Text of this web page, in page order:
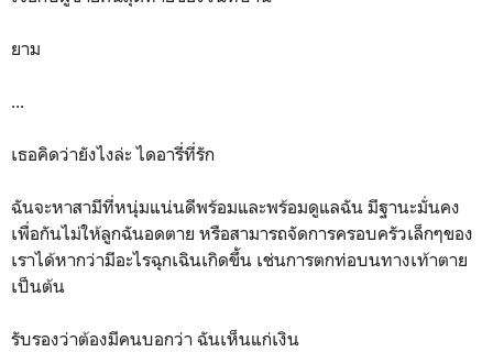
ยาม
...
เธอคิดว่ายังไงล่ะ ไดอารี่ที่รัก
ฉันจะหาสามีที่หนุ่มแน่นดีพร้อมและพร้อมดูแลฉัน มีฐานะมั่นคง
เพื่อกันไม่ให้ลูกฉันอดตาย หรือสามารถจัดการครอบครัวเล็กๆของ
เราได้หากว่ามีอะไรฉุกเฉินเกิดขึ้น เช่นการตกท่อบนทางเท้าตาย
เป็นต้น
รับรองว่าต้องมีคนบอกว่า ฉันเห็นแก่เงิน